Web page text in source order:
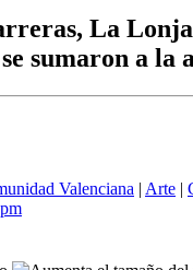
La Lonja
sumaron a
Valenciana | Arte |